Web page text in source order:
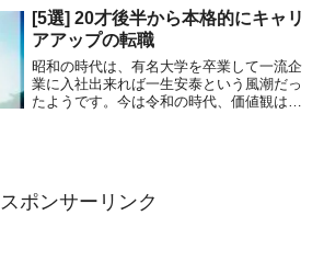
進んでいるので、書類選考と1次又は1次及
び2次面接...
[5選] 20才後半から本格的にキャリ
アアップの転職
昭和の時代は、有名大学を卒業して一流企
業に入社出来れば一生安泰という風潮だっ
たようです。今は令和の時代、価値観は大
スポンサーリンク